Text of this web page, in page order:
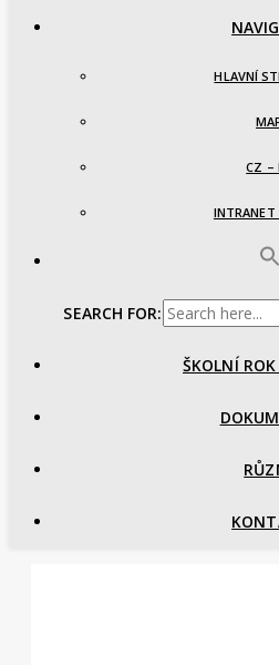
HLAVNÍ
CZ –
INTRANET
SEARCH FOR:
ŠKOLNÍ